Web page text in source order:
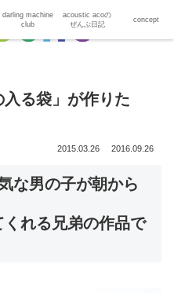
る袋」が作りた
2015.03.26 2016.09.26
な男の子が朝から
れる兄弟の作品で
darling machine
club
acoustic acoの
ぜんぶ日記
concept